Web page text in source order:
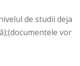
de studii deja
vor